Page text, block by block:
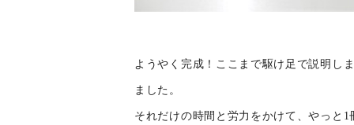
ようやく完成！ここまで駆け足で説明し
ました。
それだけの時間と労力をかけて、やっと